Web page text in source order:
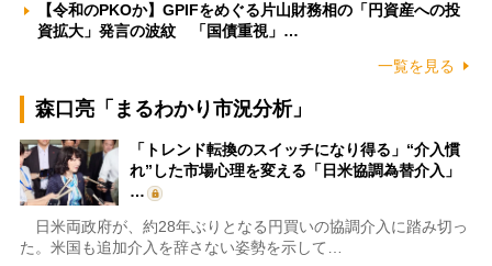
【令和のPKOか】GPIFをめぐる片山財務相の「円資産への投
資拡大」発言の波紋 「国債重視」…
一覧を見る
森口亮「まるわかり市況分析」
「トレンド転換のスイッチになり得る」“介入慣
れ”した市場心理を変える「日米協調為替介入」
…
日米両政府が、約28年ぶりとなる円買いの協調介入に踏み切っ
た。米国も追加介入を辞さない姿勢を示して…